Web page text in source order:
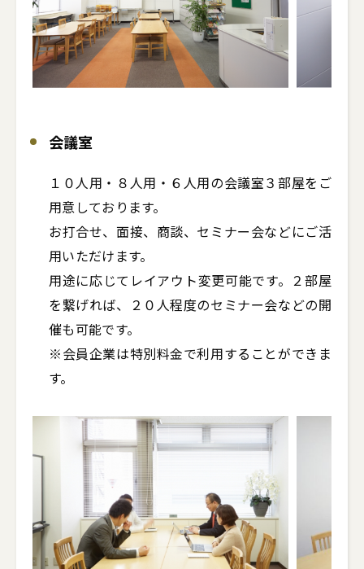
会議室
１０人用・８人用・６人用の会議室３部屋をご
用意しております。
お打合せ、面接、商談、セミナー会などにご活
用いただけます。
用途に応じてレイアウト変更可能です。２部屋
を繋げれば、２０人程度のセミナー会などの開
催も可能です。
※会員企業は特別料金で利用することができま
す。